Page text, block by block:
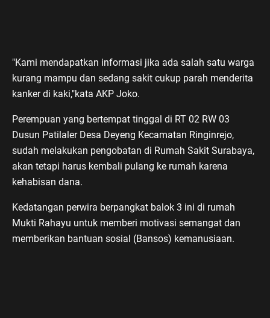
"Kami mendapatkan informasi jika ada salah satu warga
kurang mampu dan sedang sakit cukup parah menderita
kanker di kaki,"kata AKP Joko.
Perempuan yang bertempat tinggal di RT 02 RW 03
Dusun Patilaler Desa Deyeng Kecamatan Ringinrejo,
sudah melakukan pengobatan di Rumah Sakit Surabaya,
akan tetapi harus kembali pulang ke rumah karena
kehabisan dana.
Kedatangan perwira berpangkat balok 3 ini di rumah
Mukti Rahayu untuk memberi motivasi semangat dan
memberikan bantuan sosial (Bansos) kemanusiaan.